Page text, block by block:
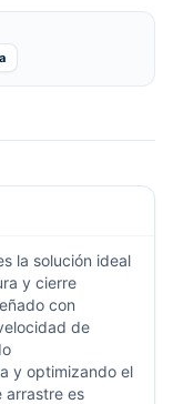
la solución ideal
y cierre
con
de
y optimizando el
arrastre es